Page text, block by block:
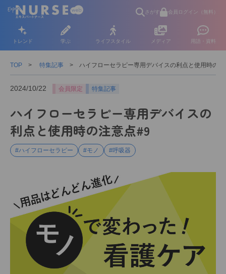
さがす 会員ログイン（無料）
トレンド 学ぶ ライフスタイル メディア 用語・資料
TOP 特集記事 ハイフローセラピー専用デバイスの利点と使用時の
2024/10/22 会員限定 特集記事
ハイフローセラピー専用デバイスの
利点と使用時の注意点#9
#ハイフローセラピー #モノ #呼吸器